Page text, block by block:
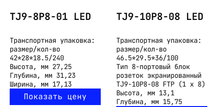
TJ9-8P8-01 LED
Транспортная упаковка:
размер/кол-во
42*28*18.5/240
Высота, мм 27,25
Глубина, мм 31,23
Ширина, мм 17,13
Показать цену
TJ9-10P8-08 LED
Транспортная упаковка:
размер/кол-во
46.5*29.5*36/100
Тип 8-портовый блок
розеток экранированный
TJ9-10P8-08 FTP (1 х 8)
Высота, мм 13,1
Глубина, мм 15,75